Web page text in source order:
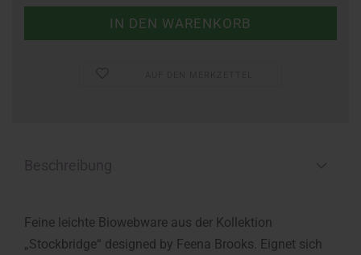
Feine leichte Biowebware aus der Kollektion
„Stockbridge“ designed by Feena Brooks. Eignet sich